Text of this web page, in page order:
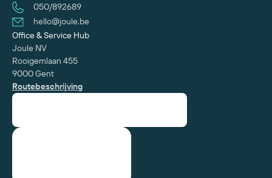
050/892689
hello@joule.be
Office & Service Hub
Joule NV
Rooigemlaan 455
9000 Gent
Routebeschrijving